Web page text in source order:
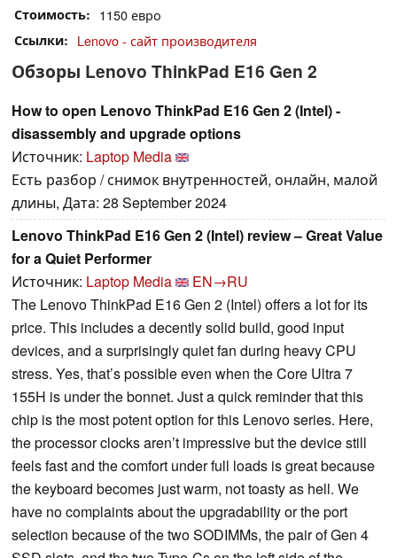
Стоимость 1150 евро
Ссылки Lenovo - сайт производителя
Обзоры Lenovo ThinkPad E16 Gen 2
How to open Lenovo ThinkPad E16 Gen 2 (Intel) -
disassembly and upgrade options
Источник: Laptop Media
Есть разбор / снимок внутренностей, онлайн, малой
длины, Дата: 28 September 2024
Lenovo ThinkPad E16 Gen 2 (Intel) review – Great Value
for a Quiet Performer
Источник: Laptop Media
EN→RU
The Lenovo ThinkPad E16 Gen 2 (Intel) offers a lot for its
price. This includes a decently solid build, good input
devices, and a surprisingly quiet fan during heavy CPU
stress. Yes, that’s possible even when the Core Ultra 7
155H is under the bonnet. Just a quick reminder that this
chip is the most potent option for this Lenovo series. Here,
the processor clocks aren’t impressive but the device still
feels fast and the comfort under full loads is great because
the keyboard becomes just warm, not toasty as hell. We
have no complaints about the upgradability or the port
selection because of the two SODIMMs, the pair of Gen 4